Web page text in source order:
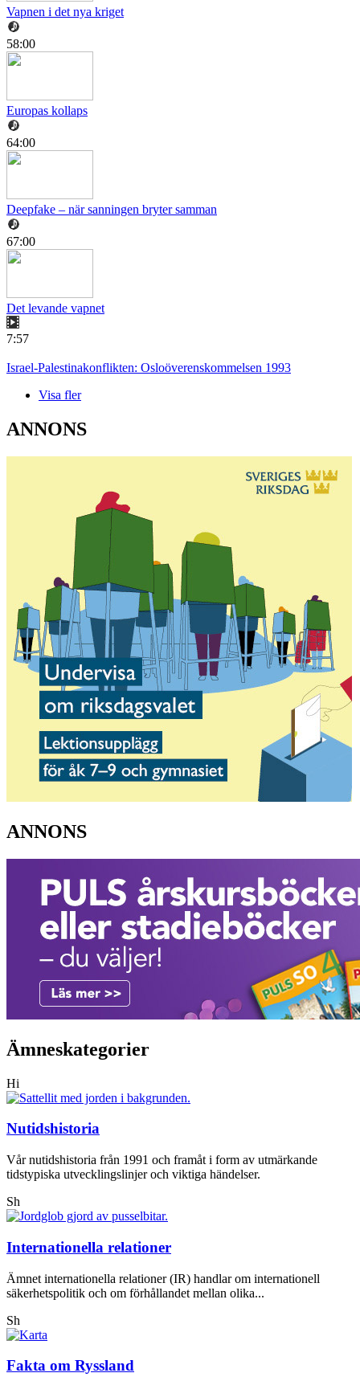
Vapnen i det nya kriget
58:00
Europas kollaps
64:00
Deepfake – när sanningen bryter samman
67:00
Det levande vapnet
7:57
Israel-Palestinakonflikten: Osloöverenskommelsen 1993
Visa fler
ANNONS
ANNONS
Ämneskategorier
Hi
Nutidshistoria
Vår nutidshistoria från 1991 och framåt i form av utmärkande
tidstypiska utvecklingslinjer och viktiga händelser.
Sh
Internationella relationer
Ämnet internationella relationer (IR) handlar om internationell
säkerhetspolitik och om förhållandet mellan olika...
Sh
Fakta om Ryssland